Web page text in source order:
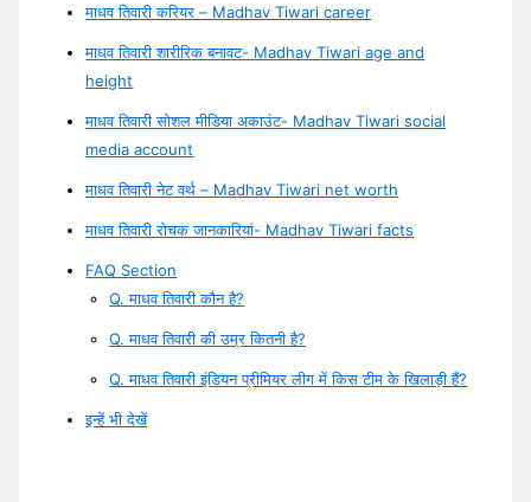
माधव तिवारी करियर – Madhav Tiwari career
माधव तिवारी शारीरिक बनावट- Madhav Tiwari age and
height
माधव तिवारी सोशल मीडिया अकाउंट- Madhav Tiwari social
media account
माधव तिवारी नेट वर्थ – Madhav Tiwari net worth
माधव तिवारी रोचक जानकारियां- Madhav Tiwari facts
FAQ Section
Q. माधव तिवारी कौन है?
Q. माधव तिवारी की उम्र कितनी है?
Q. माधव तिवारी इंडियन प्रीमियर लीग में किस टीम के खिलाड़ी हैं?
इन्हें भी देखें